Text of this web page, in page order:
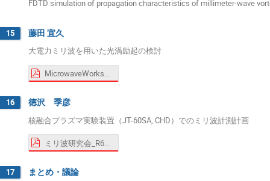
FDTD simulation of propagation characteristics of millimeter-wave
15 藤田 宜久
大電力ミリ波を用いた光渦励起の検討
MicrowaveWorkshopNIFS提出用_藤田.pdf
16 徳沢 季彦
核融合プラズマ実験装置（JT-60SA, CHD）でのミリ波計測計画
17 まとめ・議論